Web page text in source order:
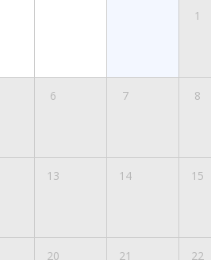
1
6 7 8
13 14 15
20 21 22